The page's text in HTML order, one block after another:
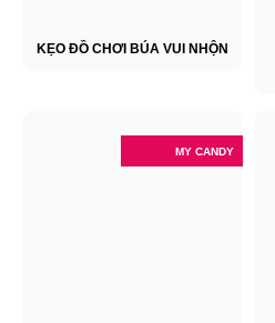
KẸO ĐỒ CHƠI BÚA VUI NHỘN
MY CANDY